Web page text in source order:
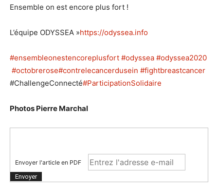
Ensemble on est encore plus fort !
L’équipe ODYSSEA »https://odyssea.info
#ensembleonestencoreplusfort #odyssea #odyssea2020
#octobrerose#contrelecancerdusein #fightbreastcancer
#ChallengeConnecté#ParticipationSolidaire
Photos Pierre Marchal
Envoyer l'article en PDF